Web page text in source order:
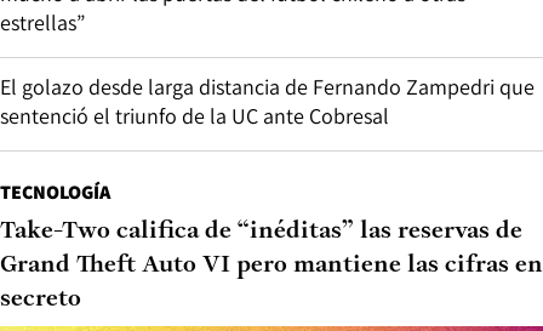
estrellas”
El golazo desde larga distancia de Fernando Zampedri que
sentenció el triunfo de la UC ante Cobresal
TECNOLOGÍA
Take-Two califica de “inéditas” las reservas de
Grand Theft Auto VI pero mantiene las cifras en
secreto